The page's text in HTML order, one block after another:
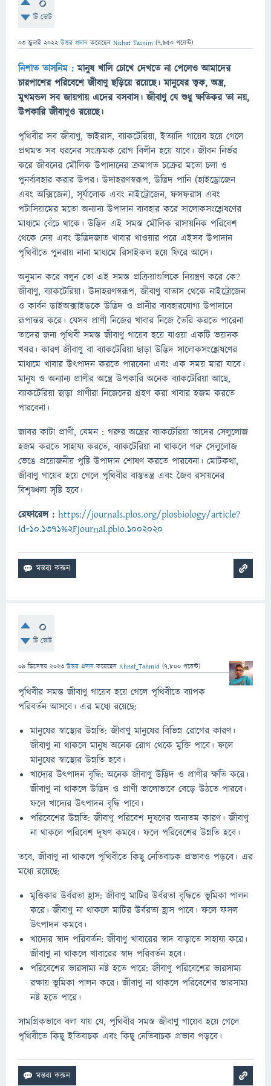
টি ভোট
03 জুলাই 2022 উত্তর প্রদান করেছেন Nishat Tasnim (7,950 পয়েন্ট)
নিশাত তাসনিম :মানুষ খালি চোখে দেখতে না পেলেও আমাদের
চারপাশের পরিবেশে জীবাণু ছড়িয়ে রয়েছে। মানুষের ত্বক, অন্ত্র,
মুখমন্ডল সব জায়গায় এদের বসবাস। জীবাণু যে শুধু ক্ষতিকর তা নয়,
উপকারি জীবাণুও রয়েছে।
পৃথিবীর সব জীবাণু, ভাইরাস, ব্যাকটেরিয়া, ইত্যাদি গায়েব হয়ে গেলে
প্রথমত সব ধরনের সংক্রমক রোগ বিলীন হয়ে যাবে। জীবন নির্ভর
করে জীবনের মৌলিক উপাদানের ক্রমাগত চক্রের মতো চলা ও
পুনর্ব্যবহার করার উপর। উদাহরণস্বরূপ, উদ্ভিদ পানি (হাইড্রোজেন
এবং অক্সিজেন), সূর্যালোক এবং নাইট্রোজেন, ফসফরাস এবং
পটাসিয়ামের মতো অন্যান্য উপাদান ব্যবহার করে সালোকসংশ্লেষণের
মাধ্যমে বেঁচে থাকে। উদ্ভিদ এই সমস্ত মৌলিক রাসায়নিক পরিবেশ
থেকে নেয় এবং উদ্ভিদজাত খাবার খাওয়ার পরে এইসব উপাদান
পৃথিবীতে পুনরায় নানা মাধ্যমে রিসাইকল হয়ে ফিরে আসে।
অনুমান করে বলুন তো এই সমস্ত প্রক্রিয়াগুলিকে নিয়ন্ত্রণ করে কে?
জীবাণু, ব্যাকটেরিয়া। উদাহরণস্বরূপ, জীবাণু বাতাস থেকে নাইট্রোজেন
ও কার্বন ডাইঅক্সাইডকে উদ্ভিদ ও প্রানীর ব্যবহারযোগ্য উপাদানে
রূপান্তর করে। যেসব প্রাণী নিজের খাবার নিজে তৈরি করতে পারেনা
তাদের জন্য পৃথিবী সমস্ত জীবাণু গায়েব হয়ে যাওয়া একটি ভয়ানক
খবর। কারণ জীবাণু বা ব্যাকটেরিয়া ছাড়া উদ্ভিদ সালোকসংশ্লেষণের
মাধ্যমে খাবার উৎপাদন করতে পারবেনা এবং এক সময় মারা যাবে।
মানুষ ও অন্যান্য প্রাণীর অন্ত্রে উপকারি অনেক ব্যাকটেরিয়া আছে,
ব্যাকটেরিয়া ছাড়া প্রাণীরা নিজেদের গ্রহণ করা খাবার হজম করতে
পারবেনা।
জাবর কাটা প্রাণী, যেমন : গরুর অন্ত্রের ব্যাকটেরিয়া তাদের সেলুলোজ
হজম করতে সাহায্য করতে, ব্যাকটেরিয়া না থাকলে গরু সেলুলোজ
ভেঙে প্রয়োজনীয় পুষ্টি উপাদান শোষণ করতে পারবেনা। মোটকথা,
জীবাণু গায়েব হয়ে গেলে পৃথিবীর বাস্তুতন্ত্র এবং জৈব রসায়নের
বিশৃঙ্খলা সৃষ্টি হবে।
রেফারেন্স : https://journals.plos.org/plosbiology/article?
id=10.1371%2Fjournal.pbio.1002020
0
টি ভোট
09 ডিসেম্বর 2023 উত্তর প্রদান করেছেন Ahnaf_Tahmid (7,800 পয়েন্ট)
পৃথিবীর সমস্ত জীবাণু গায়েব হয়ে গেলে পৃথিবীতে ব্যাপক
পরিবর্তন আসবে। এর মধ্যে রয়েছে:
মানুষের স্বাস্থ্যের উন্নতি: জীবাণু মানুষের বিভিন্ন রোগের কারণ।
জীবাণু না থাকলে মানুষ অনেক রোগ থেকে মুক্তি পাবে। ফলে
মানুষের স্বাস্থ্যের উন্নতি হবে।
খাদ্যের উৎপাদন বৃদ্ধি: অনেক জীবাণু উদ্ভিদ ও প্রাণীর ক্ষতি করে।
জীবাণু না থাকলে উদ্ভিদ ও প্রাণী ভালোভাবে বেড়ে উঠতে পারবে।
ফলে খাদ্যের উৎপাদন বৃদ্ধি পাবে।
পরিবেশের উন্নতি: জীবাণু পরিবেশ দূষণের অন্যতম কারণ। জীবাণু
না থাকলে পরিবেশ দূষণ কমবে। ফলে পরিবেশের উন্নতি হবে।
তবে, জীবাণু না থাকলে পৃথিবীতে কিছু নেতিবাচক প্রভাবও পড়বে। এর
মধ্যে রয়েছে:
মৃত্তিকার উর্বরতা হ্রাস: জীবাণু মাটির উর্বরতা বৃদ্ধিতে ভূমিকা পালন
করে। জীবাণু না থাকলে মাটির উর্বরতা হ্রাস পাবে। ফলে ফসল
উৎপাদন কমবে।
খাদ্যের স্বাদ পরিবর্তন: জীবাণু খাবারের স্বাদ বাড়াতে সাহায্য করে।
জীবাণু না থাকলে খাবারের স্বাদ পরিবর্তন হবে।
পরিবেশের ভারসাম্য নষ্ট হতে পারে: জীবাণু পরিবেশের ভারসাম্য
রক্ষায় ভূমিকা পালন করে। জীবাণু না থাকলে পরিবেশের ভারসাম্য
নষ্ট হতে পারে।
সামগ্রিকভাবে বলা যায় যে, পৃথিবীর সমস্ত জীবাণু গায়েব হয়ে গেলে
পৃথিবীতে কিছু ইতিবাচক এবং কিছু নেতিবাচক প্রভাব পড়বে।